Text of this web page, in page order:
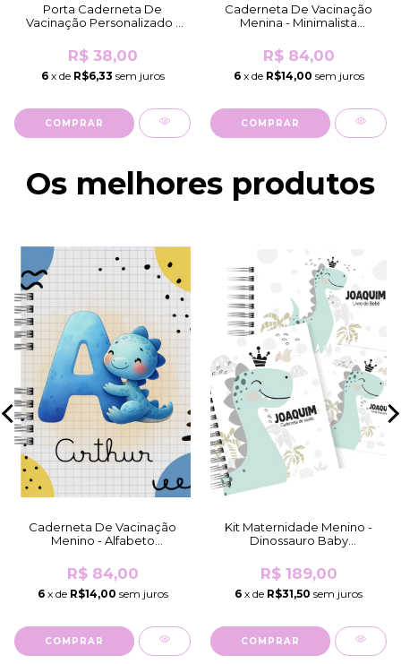
Porta Caderneta De
Vacinação Personalizado -
Caderneta/K...
R$ 38,00
6x de R$6,33 sem juros
COMPRAR
Caderneta De Vacinação
Menina - Minimalista
Holográfico)
R$ 84,00
6x de R$14,00 sem juros
COMPRAR
Os melhores produtos
Caderneta De Vacinação
Menino - Alfabeto
R$ 84,00
6x de R$14,00 sem juros
COMPRAR
Kit Maternidade Menino -
Dinossauro Baby
R$ 189,00
6 x de R$31,50 sem juros
COMPRAR